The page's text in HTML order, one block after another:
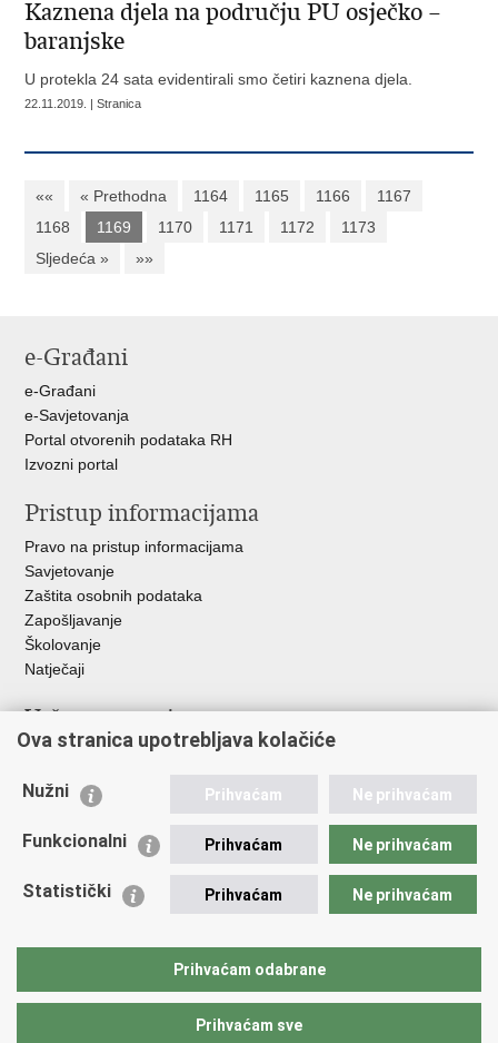
Kaznena djela na području PU osječko –
baranjske
U protekla 24 sata evidentirali smo četiri kaznena djela.
22.11.2019. | Stranica
«« « Prethodna 1164 1165 1166
1167
1168
1169 1170 1171 1172
1173
Sljedeća »
»»
e-Građani
e-Građani
e-Savjetovanja
Portal otvorenih podataka RH
Izvozni portal
Pristup informacijama
Pravo na pristup informacijama
Savjetovanje
Zaštita osobnih podataka
Zapošljavanje
Školovanje
Natječaji
Važne poveznice
Ministarstvo unutarnjih poslova
Udruge
Policijska akademija
Zaklada policijske solidarnosti
Vučetić"
Ova stranica upotrebljava kolačiće
Nužni Prihvaćam Ne prihvaćam
Funkcionalni Prihvaćam Ne prihvaćam
Statistički Prihvaćam Ne prihvaćam
Prihvaćam odabrane
Prihvaćam sve